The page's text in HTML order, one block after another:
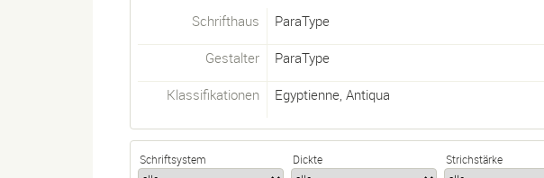
Schrifthaus ParaType
Gestalter ParaType
Klassifikationen Egyptienne, Antiqua
Schriftsystem Dickte Strichstärke